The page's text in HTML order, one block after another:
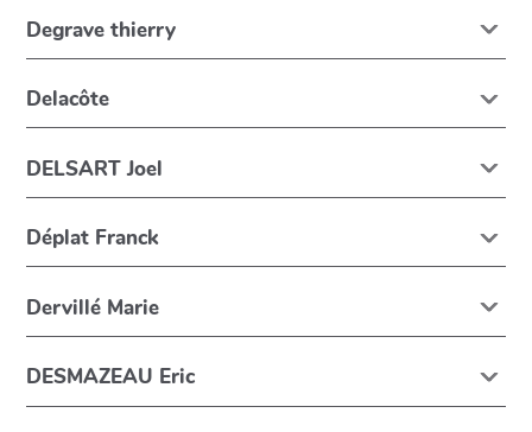
Degrave thierry
Delacôte
DELSART Joel
Déplat Franck
Dervillé Marie
DESMAZEAU Eric